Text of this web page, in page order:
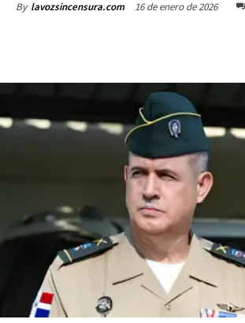
By lavozsincensura.com 16 de enero de 2026